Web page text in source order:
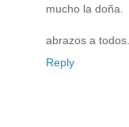
mucho la doña.
abrazos a todos.
Reply